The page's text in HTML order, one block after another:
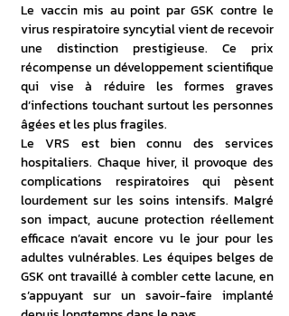
Le vaccin mis au point par GSK contre le
virus respiratoire syncytial vient de recevoir
une distinction prestigieuse. Ce prix
récompense un développement scientifique
qui vise à réduire les formes graves
d’infections touchant surtout les personnes
âgées et les plus fragiles.
Le VRS est bien connu des services
hospitaliers. Chaque hiver, il provoque des
complications respiratoires qui pèsent
lourdement sur les soins intensifs. Malgré
son impact, aucune protection réellement
efficace n’avait encore vu le jour pour les
adultes vulnérables. Les équipes belges de
GSK ont travaillé à combler cette lacune, en
s’appuyant sur un savoir-faire implanté